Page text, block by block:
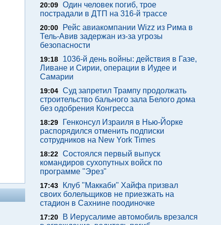
20:09 Один человек погиб, трое
пострадали в ДТП на 316-й трассе
20:00
Рейс авиакомпании Wizz из Рима в
Тель-Авив задержан из-за угрозы
безопасности
19:18
1036-й день войны: действия в Газе,
Ливане и Сирии, операции в Иудее и
Самарии
19:04 Суд запретил Трампу продолжать
строительство бального зала Белого дома
без одобрения Конгресса
18:29
Генконсул Израиля в Нью-Йорке
распорядился отменить подписки
сотрудников на New York Times
18:22 Состоялся первый выпуск
командиров сухопутных войск по
программе "Эрез"
17:43
Клуб "Маккаби" Хайфа призвал
своих болельщиков не приезжать на
стадион в Сахнине поодиночке
17:20
В Иерусалиме автомобиль врезался